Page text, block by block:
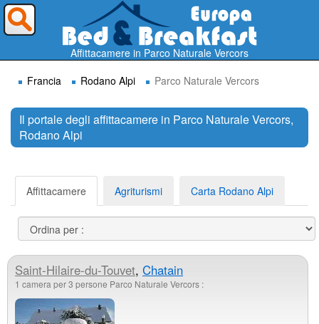
Affittacamere in Parco Naturale Vercors
Francia
Rodano Alpi Parco Naturale Vercors
Il portale degli affittacamere in Parco Naturale Vercors,
Rodano Alpi
Affittacamere Agriturismi Carta Rodano Alpi
Saint-Hilaire-du-Touvet, Chatain
1 camera per 3 persone Parco Naturale Vercors :
Dove vorresti andare ?